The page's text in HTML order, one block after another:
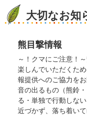
大切なお知
熊目撃情報
～！クマにご注意！
楽しんでいただくた
報提供へのご協力を
音の出るもの（熊鈴
る・単独で行動しな
近づかず、落ち着い